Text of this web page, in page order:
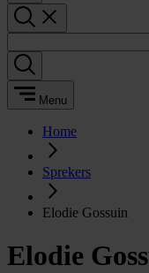
Menu
Home
Sprekers
Elodie Gossuin
Elodie